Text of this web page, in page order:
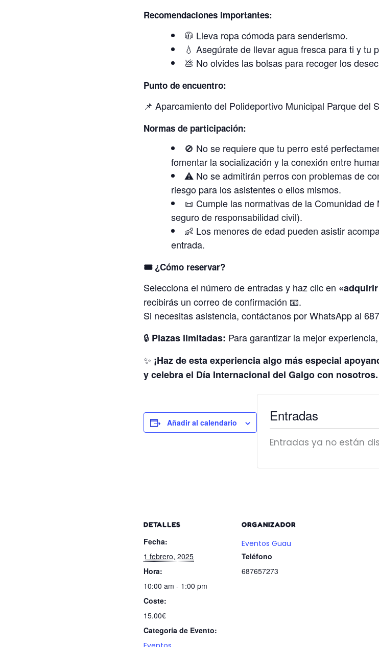
Recomendaciones importantes:
🧥 Lleva ropa cómoda para senderismo.
💧 Asegúrate de llevar agua fresca para ti y tu
💩 No olvides las bolsas para recoger los
Punto de encuentro:
📌 Aparcamiento del Polideportivo Municipal Parque del
Normas de participación:
🚫 No se requiere que tu perro esté
fomentar la socialización y la conexión entre
⚠️ No se admitirán perros con problemas de
riesgo para los asistentes o ellos mismos.
📜 Cumple las normativas de la Comunidad
seguro de responsabilidad civil).
👶 Los menores de edad pueden asistir
entrada.
🎟️ ¿Cómo reservar?
Selecciona el número de entradas y haz clic en
recibirás un correo de confirmación 📧.
Si necesitas asistencia, contáctanos por WhatsApp al
🔒 Plazas limitadas: Para garantizar la mejor
✨ ¡Haz de esta experiencia algo más especial
y celebra el Día Internacional del Galgo con nosotros.
Añadir al calendario
DETALLES
Fecha:
1 febrero, 2025
Hora:
10:00 am - 1:00 pm
Coste:
15.00€
Categoría de Evento:
ORGANIZADOR
Eventos Guau
Teléfono
687657273
Entradas
Entradas ya no están